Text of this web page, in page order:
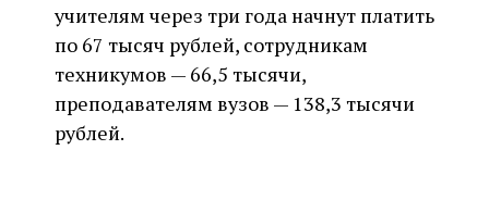
учителям через три года начнут платить
по 67 тысяч рублей, сотрудникам
техникумов — 66,5 тысячи,
преподавателям вузов — 138,3 тысячи
рублей.